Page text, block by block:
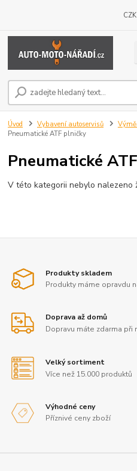
Úvod Vybavení autoservisů
Pneumatické ATF plničky
Pneumatické
V této kategorii nebylo nalezeno
Produkty skladem
Produkty máme opravdu
Doprava až domů
Dopravu máte zdarma při
Velký sortiment
Více než 15.000 produktů
Výhodné ceny
Příznivé ceny zboží